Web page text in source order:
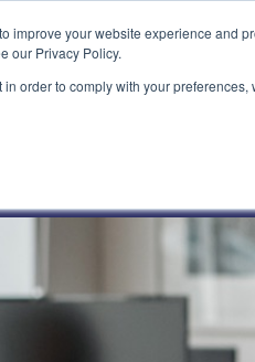
improve your website experience and
our Privacy Policy.
order to comply with your